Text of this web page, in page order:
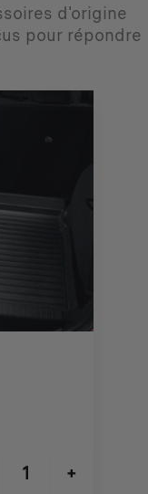
d'origine
pour répondre
+